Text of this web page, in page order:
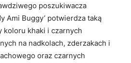
poszukiwacza
Ami Buggy’ potwierdza taką
koloru khaki i czarnych
na nadkolach, zderzakach i
oraz czarnych